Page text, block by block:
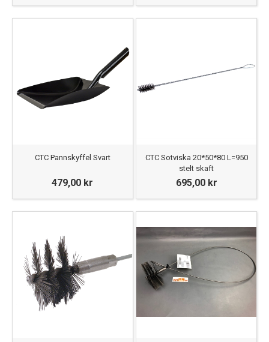
CTC Pannskyffel Svart
479,00 kr
CTC Sotviska 20*50*80 L=950
stelt skaft
695,00 kr